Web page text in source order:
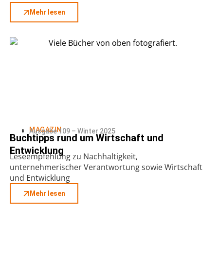
Mehr lesen
MAGAZIN
Ausgabe 109 – Winter 2025
Buchtipps rund um Wirtschaft und
Entwicklung
Leseempfehlung zu Nachhaltigkeit,
unternehmerischer Verantwortung sowie Wirtschaft
und Entwicklung
Mehr lesen